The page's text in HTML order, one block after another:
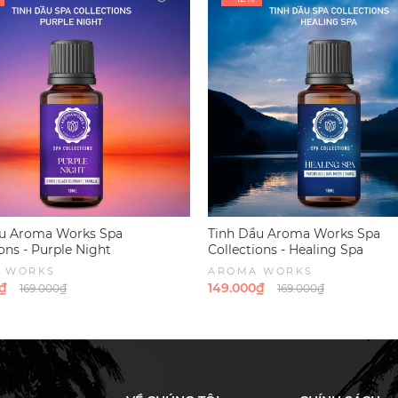
hà và oải hương, an toàn cho sức khỏe và thân thiện với môi
: Các tinh dầu có tác dụng xua đuổi muỗi, ruồi, kiến và các
chất độc hại, không gây kích ứng da, phù hợp với mọi đối
hoặc lên cơ thể để bảo vệ khỏi côn trùng.
thơm tự nhiên của sả và bạc hà giúp đuổi muỗi và các
phòng, phòng khách, hoặc nơi làm việc để tạo không gian
kế chai xịt nhỏ gọn, thuận tiện mang theo khi đi du lịch, cắm
không chứa hóa chất độc hại, đảm bảo an toàn cho người sử
Aroma Works Spa
- Purple Night
169.000₫
Tinh Dầu Aroma Works Spa
Collections - Healing Spa
AROMA WORKS
149.000₫ 169.000₫